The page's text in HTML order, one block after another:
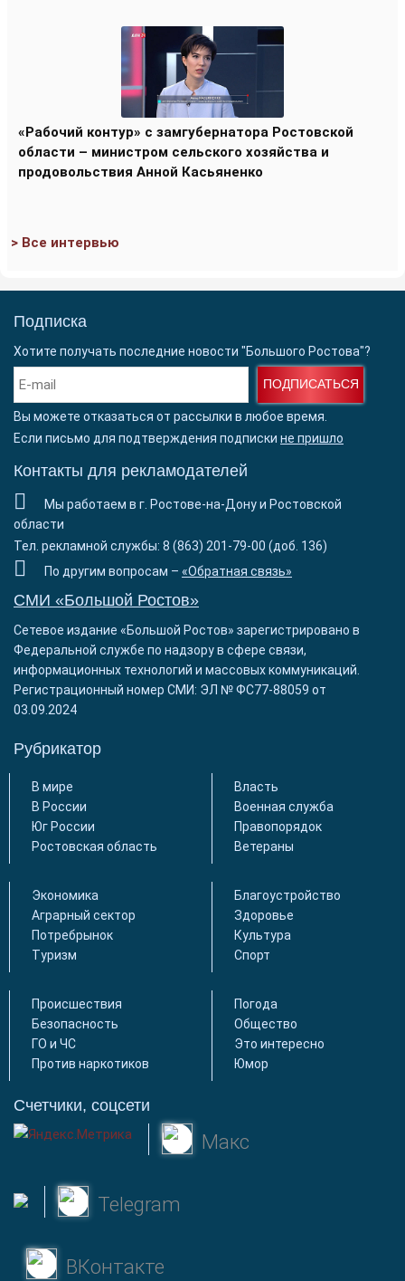
«Рабочий контур» с замгубернатора Ростовской
области – министром сельского хозяйства и
продовольствия Анной Касьяненко
> Все интервью
Подписка
Хотите получать последние новости "Большого Ростова"?
ПОДПИСАТЬСЯ
Вы можете отказаться от рассылки в любое время.
Если письмо для подтверждения подписки не пришло
Контакты для рекламодателей
Мы работаем в г. Ростове-на-Дону и Ростовской
области
Тел. рекламной службы: 8 (863) 201-79-00 (доб. 136)
По другим вопросам – «Обратная связь»
СМИ «Большой Ростов»
Сетевое издание «Большой Ростов» зарегистрировано в
Федеральной службе по надзору в сфере связи,
информационных технологий и массовых коммуникаций.
Регистрационный номер СМИ: ЭЛ № ФС77-88059 от
03.09.2024
Рубрикатор
В мире
В России
Юг России
Ростовская область
Власть
Военная служба
Правопорядок
Ветераны
Экономика
Аграрный сектор
Потребрынок
Туризм
Благоустройство
Здоровье
Культура
Спорт
Происшествия
Безопасность
ГО и ЧС
Против наркотиков
Погода
Общество
Это интересно
Юмор
Счетчики, соцсети
Макс
Telegram
ВКонтакте